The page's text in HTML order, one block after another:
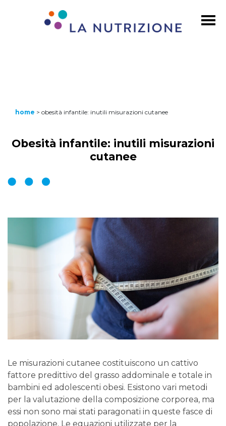
home > obesità infantile: inutili misurazioni cutanee
Obesità infantile: inutili misurazioni
cutanee
Le misurazioni cutanee costituiscono un cattivo
fattore predittivo del grasso addominale e totale in
bambini ed adolescenti obesi. Esistono vari metodi
per la valutazione della composizione corporea, ma
essi non sono mai stati paragonati in queste fasce di
popolazione. Le equazioni utilizzate per la